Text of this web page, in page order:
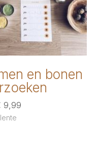
en bonen
9,99
lente